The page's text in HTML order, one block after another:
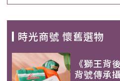
時光商號 懷舊選物
《獅王背
背號傳承